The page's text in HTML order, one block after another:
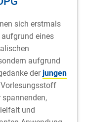
sich erstmals
eines
aufgrund
derjungen
und